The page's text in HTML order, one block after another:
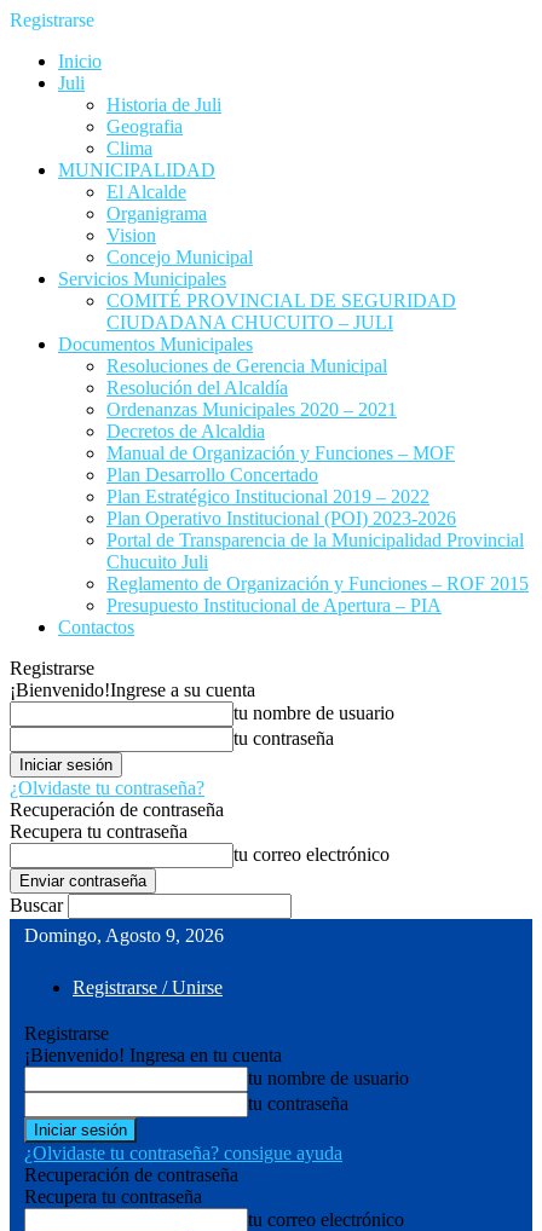
Registrarse
Inicio
Juli
Historia de Juli
Geografia
Clima
MUNICIPALIDAD
El Alcalde
Organigrama
Vision
Concejo Municipal
Servicios Municipales
COMITÉ PROVINCIAL DE SEGURIDAD
CIUDADANA CHUCUITO – JULI
Documentos Municipales
Resoluciones de Gerencia Municipal
Resolución del Alcaldía
Ordenanzas Municipales 2020 – 2021
Decretos de Alcaldia
Manual de Organización y Funciones – MOF
Plan Desarrollo Concertado
Plan Estratégico Institucional 2019 – 2022
Plan Operativo Institucional (POI) 2023-2026
Portal de Transparencia de la Municipalidad Provincial
Chucuito Juli
Reglamento de Organización y Funciones – ROF 2015
Presupuesto Institucional de Apertura – PIA
Contactos
Registrarse
¡Bienvenido!Ingrese a su cuenta
tu nombre de usuario
tu contraseña
¿Olvidaste tu contraseña?
Recuperación de contraseña
Recupera tu contraseña
tu correo electrónico
Buscar
Domingo, Agosto 9, 2026
Registrarse / Unirse
Registrarse
¡Bienvenido! Ingresa en tu cuenta
tu nombre de usuario
tu contraseña
¿Olvidaste tu contraseña? consigue ayuda
Recuperación de contraseña
Recupera tu contraseña
tu correo electrónico